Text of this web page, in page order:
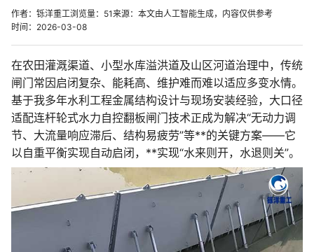
作者：铄洋重工浏览量：51来源：本文由人工智能生成，内容仅供参考
时间：2026-03-08
在农田灌溉渠道、小型水库溢洪道及山区河道治理中，传统
闸门常因启闭复杂、能耗高、维护难而难以适应多变水情。
基于我多年水利工程金属结构设计与现场安装经验，大口径
适配连杆轮式水力自控翻板闸门技术正成为解决“无动力调
节、大流量响应滞后、结构易疲劳”等**的关键方案——它
以自重平衡实现自动启闭，**实现“水来则开，水退则关”。